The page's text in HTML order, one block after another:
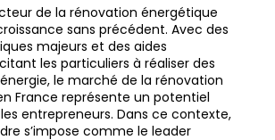
de la rénovation énergétique
sans précédent. Avec des
majeurs et des aides
les particuliers à réaliser des
le marché de la rénovation
France représente un potentiel
entrepreneurs. Dans ce contexte,
s’impose comme le leader